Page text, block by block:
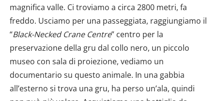
magnifica valle. Ci troviamo a circa 2800 metri, fa
freddo. Usciamo per una passeggiata, raggiungiamo il
“Black-Necked Crane Centre” centro per la
preservazione della gru dal collo nero, un piccolo
museo con sala di proiezione, vediamo un
documentario su questo animale. In una gabbia
all’esterno si trova una gru, ha perso un’ala, quindi